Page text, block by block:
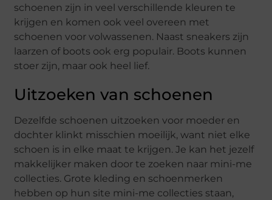
schoenen zijn in veel verschillende kleuren te
krijgen en komen ook veel overeen met
schoenen voor volwassenen. Naast sneakers zijn
laarzen of boots ook erg populair. Boots kunnen
stoer zijn, maar ook heel lief.
Uitzoeken van schoenen
Dezelfde schoenen uitzoeken voor moeder en
dochter klinkt misschien moeilijk, want niet elke
schoen is in elke maat te krijgen. Je kan het jezelf
makkelijker maken door te zoeken naar mini-me
collecties. Grote kleding en schoenmerken
hebben op hun site mini-me collecties staan,